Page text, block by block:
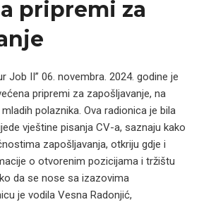
pripremi za
Job II” 06. novembra. 2024. godine je
pripremi za zapošljavanje, na
polaznika. Ova radionica je bila
vještine pisanja CV-a, saznaju kako
zapošljavanja, otkriju gdje i
o otvorenim pozicijama i tržištu
da se nose sa izazovima
je vodila Vesna Radonjić,